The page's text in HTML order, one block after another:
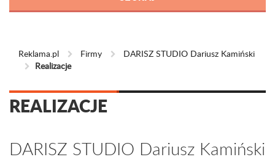
Reklama.pl Firmy
DARISZ STUDIO Dariusz Kamiński
Realizacje
REALIZACJE
DARISZ STUDIO Dariusz Kamiński